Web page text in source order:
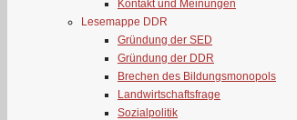
Kontakt und Meinungen
Lesemappe DDR
Gründung der SED
Gründung der DDR
Brechen des Bildungsmonopols
Landwirtschaftsfrage
Sozialpolitik